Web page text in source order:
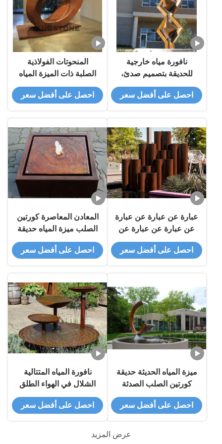
نافورة مياه خارجية
للحديقة بتصميم صدئ،
نحت من الفولاذ كورتن
احصل على أفضل سعر
المنحوتات الفولاذية
الصلبة ذات الميزة المياه
النافورة للزينة الخارجية
احصل على أفضل سعر
عبارة عن عبارة عن عبارة
عن عبارة عن عبارة عن
عبارة عن عبارة عن عبارة
عن عبارة عن عبارة عن
احصل على أفضل سعر
المعادن المعاصرة كورتين
الصلب ميزة المياه حديقة
الديكور سطح الصدأ
احصل على أفضل سعر
ميزة المياه الحديثة حديقة
كورتين الصلب الصدئة
احصل على أفضل سعر
نافورة المياه المتتالية
الشلال في الهواء الطلق
كورتين ميزة المياه نافورة
للحديقة
احصل على أفضل سعر
عرض المزيد